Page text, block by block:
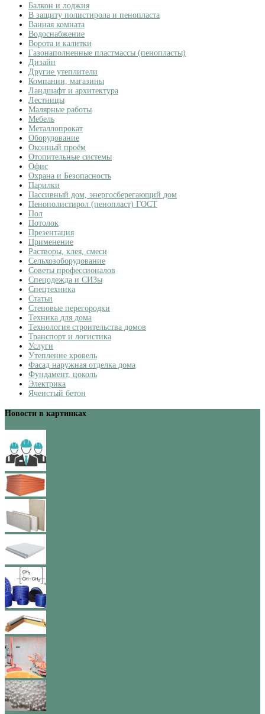
Балкон и лоджия
В защиту полистирола и пенопласта
Ванная комната
Водоснабжение
Ворота и калитки
Газонаполненные пластмассы (пенопласты)
Дизайн
Другие утеплители
Компании, магазины
Ландшафт и архитектура
Лестницы
Малярные работы
Мебель
Металлопрокат
Оборудование
Оконный проём
Отопительные системы
Офис
Охрана и Безопасность
Парилки
Пассивный дом, энергосберегающий дом
Пенополистирол (пенопласт) ГОСТ
Пол
Потолок
Презентация
Применение
Растворы, клея, смеси
Сельхозоборудование
Советы профессионалов
Спецодежда и СИЗы
Спецтехника
Статьи
Стеновые перегородки
Техника для дома
Технология строительства домов
Транспорт и логистика
Услуги
Утепление кровель
Фасад наружная отделка дома
Фундамент, цоколь
Электрика
Ячеистый бетон
Новости в картинках